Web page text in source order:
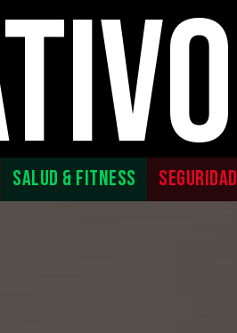
SALUD & FITNESS SEGURIDAD